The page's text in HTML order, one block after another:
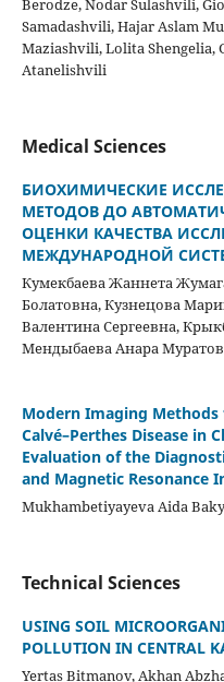
Berodze, Nodar Sulashvili,
Samadashvili, Hajar Aslam
Maziashvili, Lolita Shengelia,
Atanelishvili
Medical Sciences
БИОХИМИЧЕСКИЕ
МЕТОДОВ ДО
ОЦЕНКИ КАЧЕСТВА
МЕЖДУНАРОДНОЙ
Кумекбаева Жаннета
Болатовна, Кузнецова
Валентина Сергеевна,
Мендыбаева Анара
Modern Imaging Methods
Calvé–Perthes Disease in
Evaluation of the
and Magnetic Resonance
Mukhambetiyayeva Aida
Technical Sciences
USING SOIL
POLLUTION IN CENTRAL
Yertas Bitmanov, Akhan